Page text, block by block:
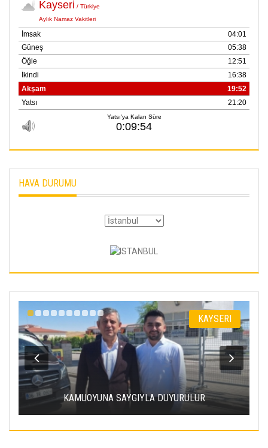
HAVA DURUMU
KAYSERI
KAMUOYUNA SAYGIYLA DUYURULUR